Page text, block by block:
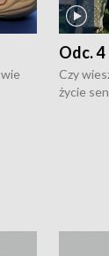
Odc. 4
Czy
życie